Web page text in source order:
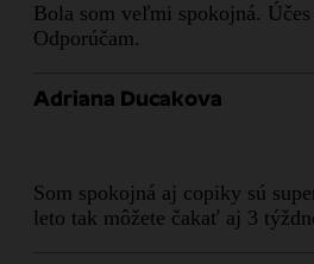
Bola som veľmi spokojná.
Odporúčam.
Adriana Ducakova
Som spokojná aj copiky sú
leto tak môžete čakať aj 3